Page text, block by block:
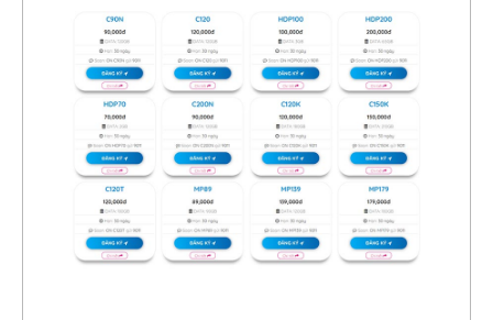
47417
CHI TIẾT
XEM THỰC TẾ